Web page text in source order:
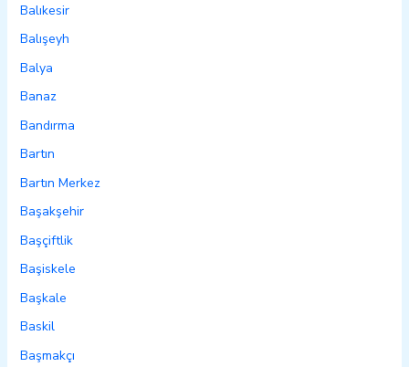
Balıkesir
Balışeyh
Balya
Banaz
Bandırma
Bartın
Bartın Merkez
Başakşehir
Başçiftlik
Başiskele
Başkale
Baskil
Başmakçı